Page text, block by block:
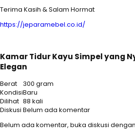
Terima Kasih & Salam Hormat
https://jeparamebel.co.id/
Kamar Tidur Kayu Simpel yang
Elegan
Berat
300 gram
KondisiBaru
Dilihat 88 kali
Diskusi Belum ada komentar
Belum ada komentar, buka diskusi